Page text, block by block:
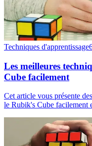
Techniques d'apprentissage
Les meilleures
Cube facilement
Cet article vous présente
le Rubik's Cube facilement